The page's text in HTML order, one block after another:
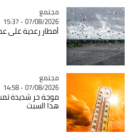
Catégorie
مجتمع
07/08/2026 - 15:37
أمطار رعدية على
Catégorie
مجتمع
07/08/2026 - 14:58
موجة حر شديدة تمس
هذا السبت